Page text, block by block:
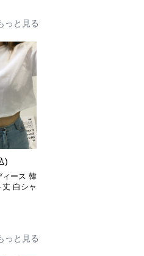
っと見る
)
ィース 韓
丈 白シャ
っと見る